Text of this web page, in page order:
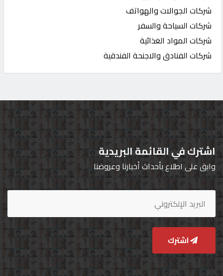
شركات الجوالات والهواتف
شركات السياحة والسفر
شركات المواد الغذائية
شركات الفنادق والاجنحة الفندقية
اشترك في القائمة البريدية
وابق على اطلاع بأحداث أخبارنا وعروضنا
اشترك